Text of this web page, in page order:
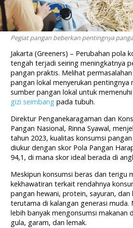
Pegiat pangan beberkan pentingnya
Jakarta (Greeners) – Perubahan pola
tengah terjadi seiring meningkatnya
pangan praktis. Melihat
pangan lokal menyerukan pentingnya
sumber pangan lokal untuk
gizi seimbang pada tubuh.
Direktur Penganekaragaman dan
Pangan Nasional, Rinna Syawal,
tahun 2023, kualitas konsumsi
diukur dengan skor Pola Pangan
94,1, di mana skor ideal berada di
Meskipun konsumsi beras dan terigu
kekhawatiran terkait rendahnya
pangan hewani, protein, sayuran, dan
terutama di kalangan generasi muda.
lebih banyak mengonsumsi makanan
gula, garam, dan lemak.